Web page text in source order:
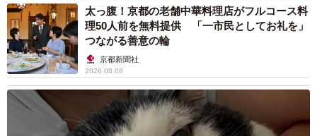
太っ腹！京都の老舗中華料理店がフルコース料
理50人前を無料提供 「一市民としてお礼を」
つながる善意の輪
京都新聞社
2026.08.08